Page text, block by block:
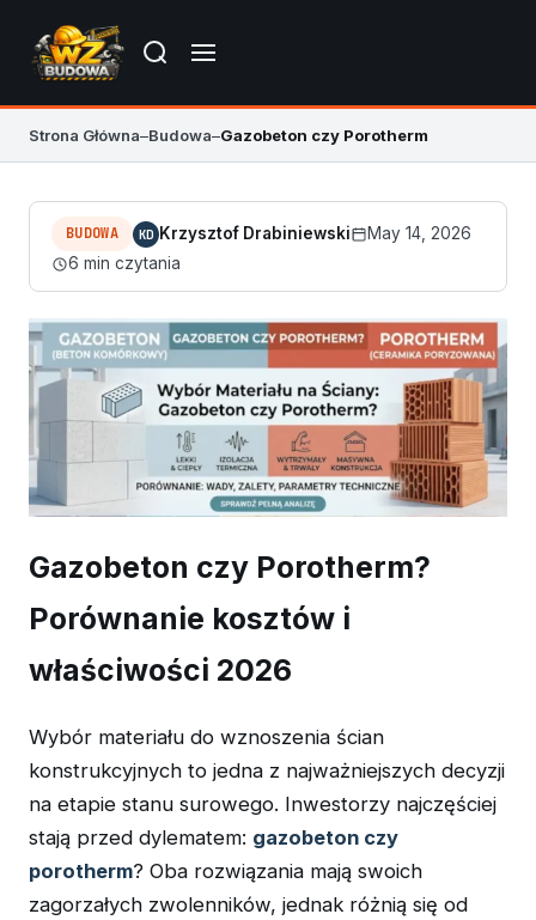
Strona Główna–Budowa–Gazobeton czy Porotherm
BUDOWA KD Krzysztof Drabiniewski
May 14, 2026
6 min czytania
Gazobeton czy Porotherm?
Porównanie kosztów i
właściwości 2026
Wybór materiału do wznoszenia ścian
konstrukcyjnych to jedna z najważniejszych decyzji
na etapie stanu surowego. Inwestorzy najczęściej
stają przed dylematem: gazobeton czy
porotherm? Oba rozwiązania mają swoich
zagorzałych zwolenników, jednak różnią się od